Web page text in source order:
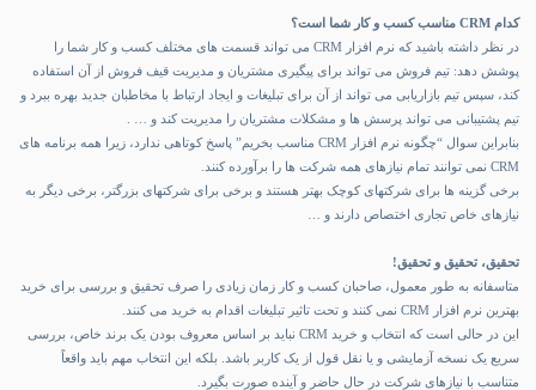
کدامCRM مناسب کسب و کار شما است؟
در نظر داشته باشید که نرم افزار CRM می تواند قسمت های مختلف کسب و کار شما را
پوشش دهد: تیم فروش می تواند برای پیگیری مشتریان و مدیریت قیف فروش از آن استفاده
کند، سپس تیم بازاریابی می تواند از آن برای تبلیغات و ایجاد ارتباط با مخاطبان جدید بهره ببرد و
تیم پشتیبانی می تواند پرسش ها و مشکلات مشتریان را مدیریت کند و … .
بنابراین سوال “چگونه نرم افزار CRM مناسب بخریم” پاسخ کوتاهی ندارد، زیرا همه برنامه های
CRM نمی توانند تمام نیازهای همه شرکت ها را برآورده کنند.
برخی گزینه ها برای شرکتهای کوچک بهتر هستند و برخی برای شرکتهای بزرگتر، برخی دیگر به
نیازهای خاص تجاری اختصاص دارند و …
تحقیق، تحقیق و تحقیق!
متاسفانه به طور معمول، صاحبان کسب و کار زمان زیادی را صرف تحقیق و بررسی برای خرید
بهترین نرم افزار CRM نمی کنند و تحت تاثیر تبلیغات اقدام به خرید می کنند.
این در حالی است که انتخاب و خرید CRM
نباید بر اساس معروف بودن یک برند خاص، بررسی
سریع یک نسخه آزمایشی و یا نقل قول از یک کاربر باشد. بلکه این انتخاب مهم باید واقعاً
متناسب با نیازهای شرکت در حال حاضر و آینده صورت بگیرد.